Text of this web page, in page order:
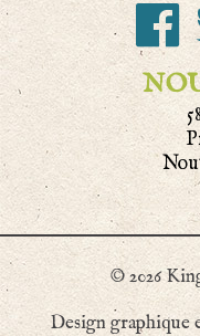
© 2026
Design graphique